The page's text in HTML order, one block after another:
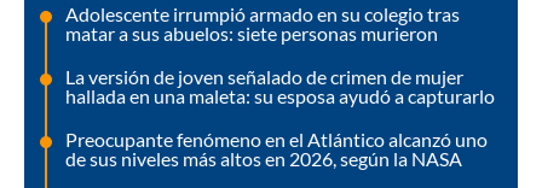
Adolescente irrumpió armado en su colegio tras
matar a sus abuelos: siete personas murieron
La versión de joven señalado de crimen de mujer
hallada en una maleta: su esposa ayudó a capturarlo
Preocupante fenómeno en el Atlántico alcanzó uno
de sus niveles más altos en 2026, según la NASA